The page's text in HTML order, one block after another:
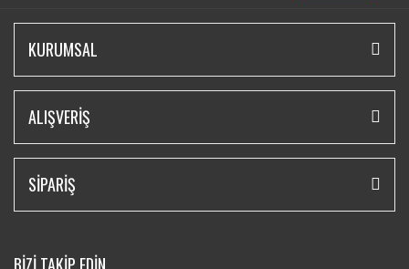
KURUMSAL
ALIŞVERİŞ
SİPARİŞ